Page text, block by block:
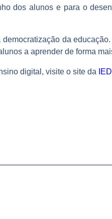
dos alunos e para o
da
a aprender de forma
digital, visite o site da